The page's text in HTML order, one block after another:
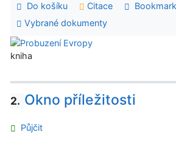
Do košíku Citace
Bookmark
Vybrané dokumenty
kniha
2. Okno příležitosti
Půjčit